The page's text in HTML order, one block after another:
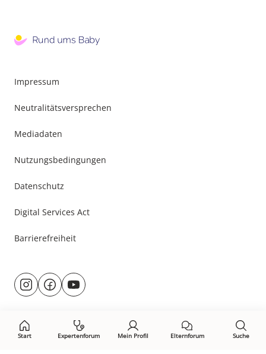
Start Expertenforum Mein Profil Elternforum Suche
Impressum
Neutralitätsversprechen
Mediadaten
Nutzungsbedingungen
Datenschutz
Digital Services Act
Barrierefreiheit
Besuche
uns@rund.ums.baby
facebook.com/rundumsbaby.de
youtube.com/@rundumsbaby_